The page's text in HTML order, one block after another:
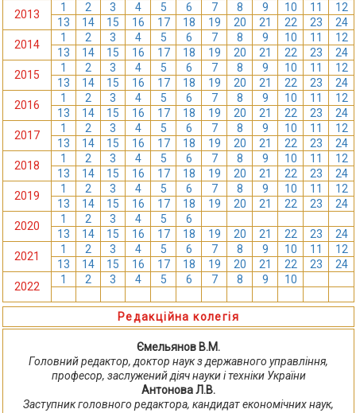
2013
1 2 3 4 5 6 7 8 9 10 11
12
13
14 15 16 17 18 19 20 21 22 23
24
2014
1 2 3 4 5 6 7 8 9 10 11
12
13
14 15 16 17 18 19 20 21 22 23
24
2015
1 2 3 4 5 6 7 8 9 10 11
12
13
14 15 16 17 18 19 20 21 22 23
24
2016
1 2 3 4 5 6 7 8 9 10 11
12
13
14 15 16 17 18 19 20 21 22 23
24
2017
1 2 3 4 5 6 7 8 9 10 11
12
13
14 15 16 17 18 19 20 21 22 23
24
2018
1 2 3 4 5 6 7 8 9 10 11
12
13
14 15 16 17 18 19 20 21 22 23
24
2019
1 2 3 4 5 6 7 8 9 10 11
12
13
14 15 16 17 18 19 20 21 22 23
24
2020
1 2 3 4 5 6
13
14 15 16 17 18 19 20 21 22 23
24
2021
1 2 3 4 5 6 7 8 9 10 11
12
13
14 15 16 17 18 19 20 21 22 23
24
2022
1 2 3 4 5 6 7 8 9 10
Редакційна колегія
Ємельянов В.М.
Головний редактор, доктор наук з державного управління,
професор, заслужений діяч науки і техніки України
Антонова Л.В.
Заступник головного редактора, кандидат економічних наук,